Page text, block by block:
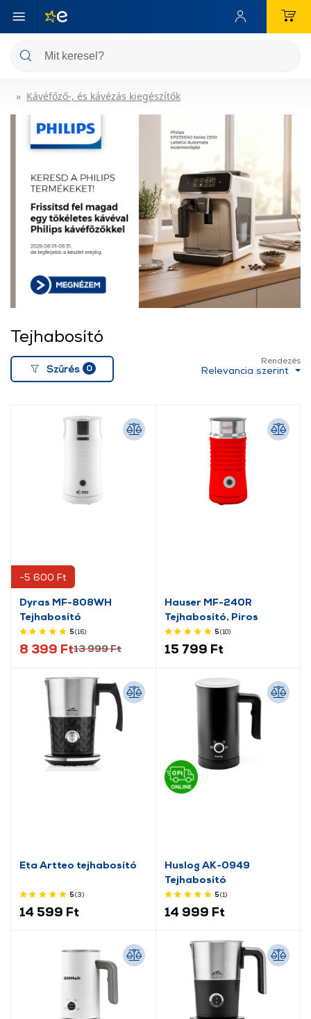
Kávéfőző-, és kávézás kiegészítők
Tejhabosító
Szűrés 0
Rendezés
Relevancia szerint
-5 600 Ft
Dyras MF-808WH
Tejhabosító
5(16)
8 399 Ft13 999 Ft
Hauser MF-240R
Tejhabosító, Piros
5(10)
15 799 Ft
Eta Artteo tejhabosító
5(3)
14 599 Ft
Huslog AK-0949
Tejhabosító
5(1)
14 999 Ft